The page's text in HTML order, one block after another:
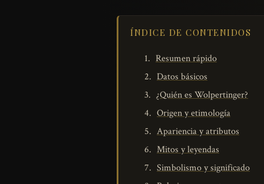
ÍNDICE DE CONTENIDOS
Resumen rápido
Datos básicos
¿Quién es Wolpertinger?
Origen y etimología
Apariencia y atributos
Mitos y leyendas
Simbolismo y significado